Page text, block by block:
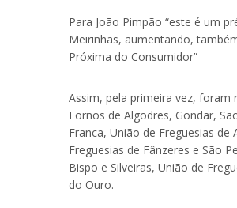
Para João Pimpão “este é um
Meirinhas, aumentando,
Próxima do Consumidor”
Assim, pela primeira vez, foram
Fornos de Algodres, Gondar,
Franca, União de Freguesias de
Freguesias de Fânzeres e São
Bispo e Silveiras, União de
do Ouro.